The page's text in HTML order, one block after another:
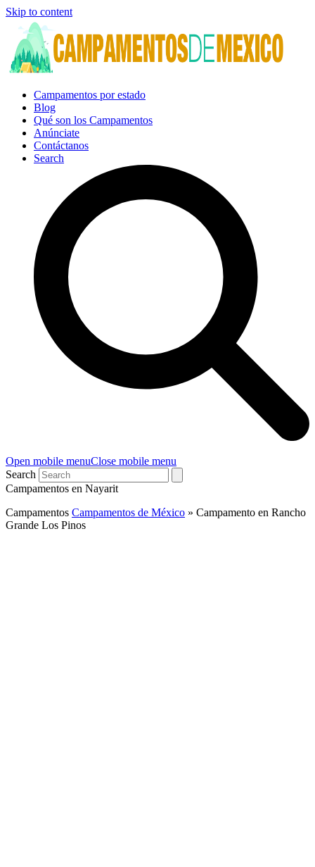
Skip to content
Campamentos por estado
Blog
Qué son los Campamentos
Anúnciate
Contáctanos
Search
Open mobile menuClose mobile menu
Search
Campamentos en Nayarit
Campamentos Campamentos de México » Campamento en Rancho
Grande Los Pinos